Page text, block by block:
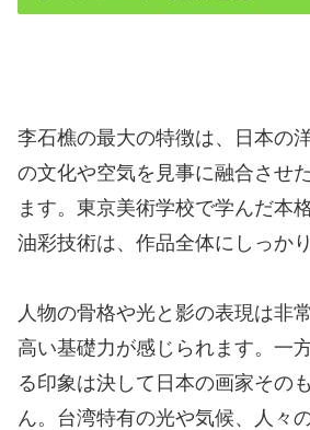
李石樵の最大の特徴は、日本の
の文化や空気を見事に融合させ
ます。東京美術学校で学んだ本
油彩技術は、作品全体にしっか
人物の骨格や光と影の表現は非
高い基礎力が感じられます。一
る印象は決して日本の画家その
ん。台湾特有の光や気候、人々